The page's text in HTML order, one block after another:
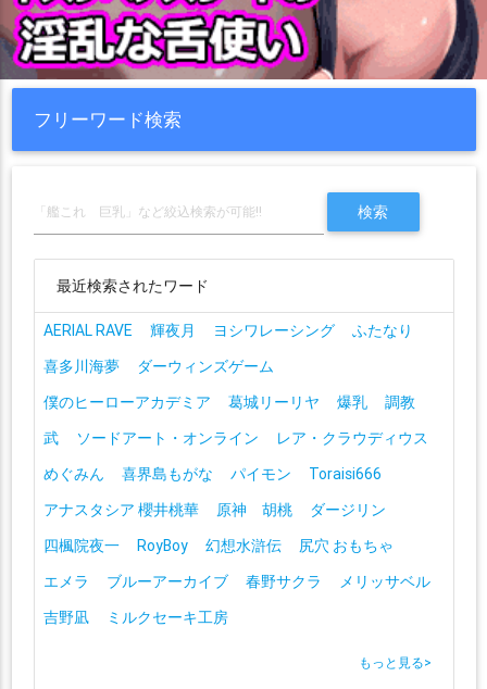
フリーワード検索
最近検索されたワード
AERIAL RAVE 輝夜月 ヨシワレーシング
ふたなり
喜多川海夢
ダーウィンズゲーム
僕のヒーローアカデミア
葛城リーリヤ 爆乳
調教
武
ソードアート・オンライン
レア・クラウディウス
めぐみん
喜界島もがな パイモン
Toraisi666
アナスタシア 櫻井桃華
原神 胡桃
ダージリン
四楓院夜一
RoyBoy 幻想水滸伝
尻穴 おもちゃ
エメラ
ブルーアーカイブ 春野サクラ
メリッサベル
吉野凪
ミルクセーキ工房
もっと見る>